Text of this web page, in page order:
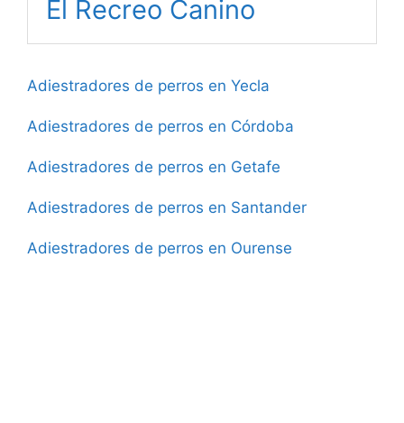
El Recreo Canino
Adiestradores de perros en Yecla
Adiestradores de perros en Córdoba
Adiestradores de perros en Getafe
Adiestradores de perros en Santander
Adiestradores de perros en Ourense